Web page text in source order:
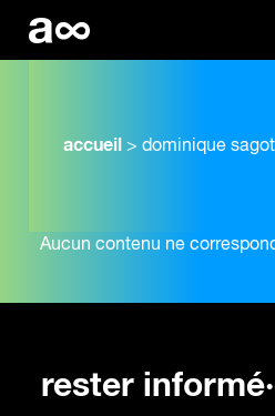
accueil > dominique
Aucun contenu ne
rester